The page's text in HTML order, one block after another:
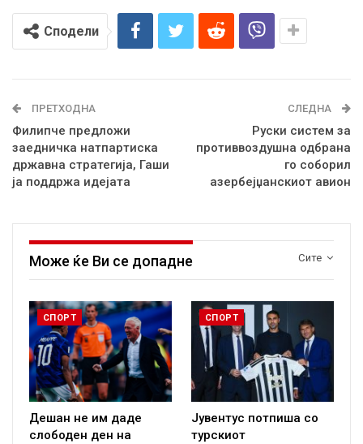
Сподели
ПРЕТХОДНА
Филипче предложи
заедничка натпартиска
државна стратегија, Гаши
ја поддржа идејата
СЛЕДНА
Руски систем за
противвоздушна одбрана
го соборил
азербејџанскиот авион
Сите
Може ќе Ви се допадне
СПОРТ
Дешан не им даде
слободен ден на
СПОРТ
Јувентус потпиша со
турскиот